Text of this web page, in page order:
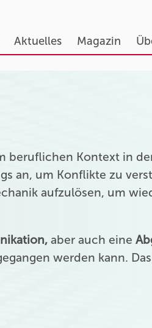
Aktuelles Magazin
beruflichen Kontext in
an, um Konflikte zu
aufzulösen, um
aber auch eine
werden kann.